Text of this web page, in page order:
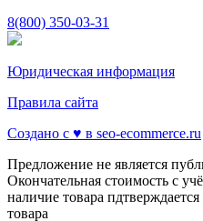
8(800) 350-03-31
Юридическая информация
Правила сайта
Создано с ♥️ в seo-ecommerce.ru
Предложение не является
Окончательная стоимость с
наличие товара
товара